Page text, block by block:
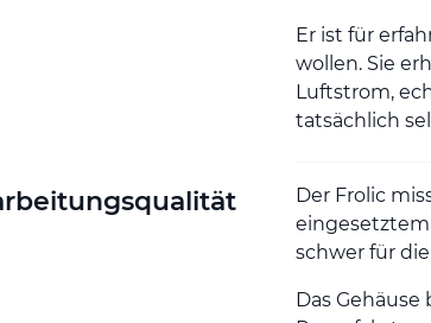
Er ist für
wollen. Sie
Luftstrom,
tatsächlich
Der Frolic
eingesetztem
schwer für
Das